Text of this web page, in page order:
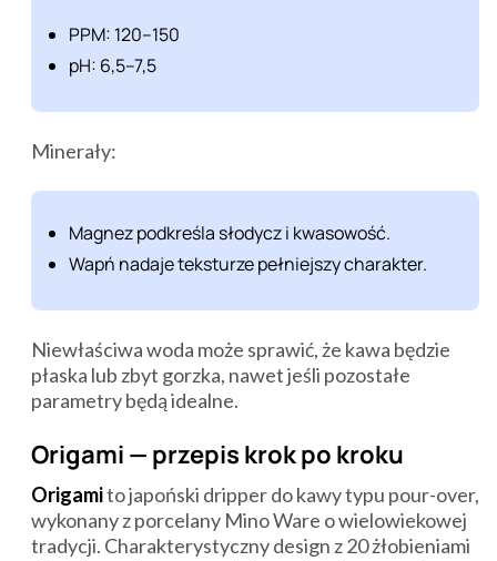
PPM: 120–150
pH: 6,5–7,5
Minerały:
Magnez podkreśla słodycz i kwasowość.
Wapń nadaje teksturze pełniejszy charakter.
Niewłaściwa woda może sprawić, że kawa będzie
płaska lub zbyt gorzka, nawet jeśli pozostałe
parametry będą idealne.
Origami — przepis krok po kroku
Origamito japoński dripper do kawy typu pour-over,
wykonany z porcelany Mino Ware o wielowiekowej
tradycji. Charakterystyczny design z 20 żłobieniami